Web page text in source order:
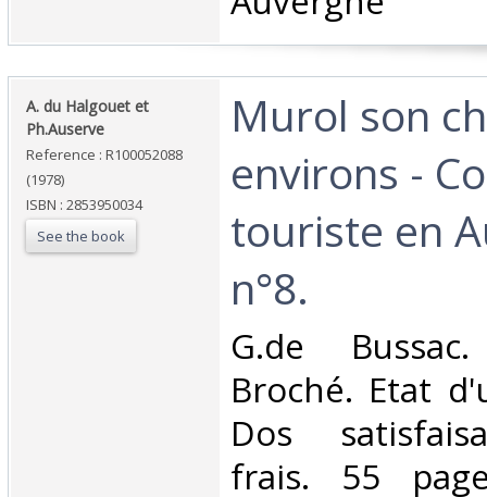
‎A. du Halgouet et
Ph.Auserve‎
Reference : R100052088
(1978)
ISBN : 2853950034
See the book
‎Murol son
environs -
touriste en
n°8.‎
‎G.de
Broché. Etat
Dos
frais. 55